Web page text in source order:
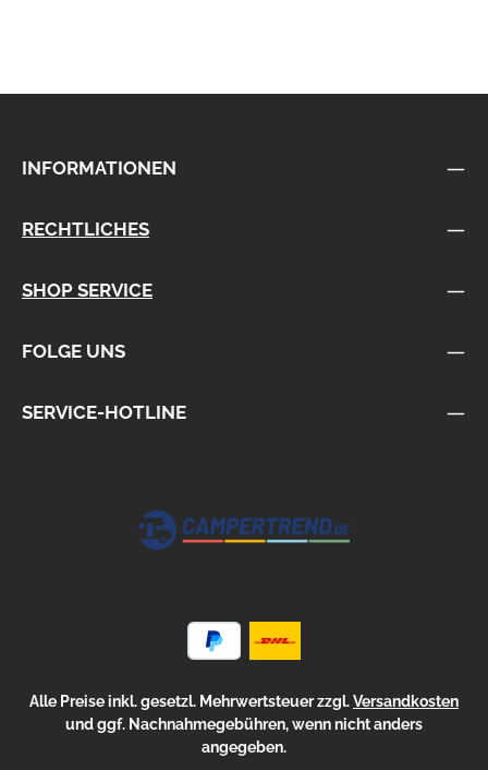
INFORMATIONEN
RECHTLICHES
SHOP SERVICE
FOLGE UNS
SERVICE-HOTLINE
Alle Preise inkl. gesetzl. Mehrwertsteuer zzgl.Versandkosten
und ggf. Nachnahmegebühren, wenn nicht anders
angegeben.